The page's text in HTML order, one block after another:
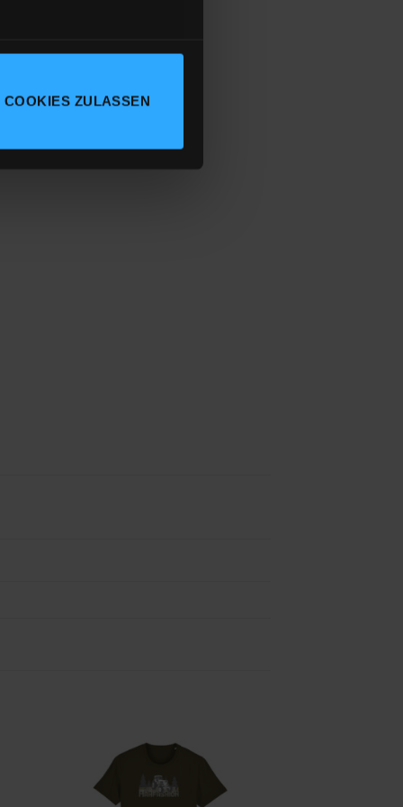
COOKIES ZULASSEN
Zu
Wunschliste
hinzufügen